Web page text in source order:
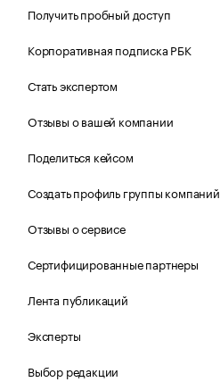
Получить пробный доступ
Корпоративная подписка РБК
Стать экспертом
Отзывы о вашей компании
Поделиться кейсом
Создать профиль группы компаний
Отзывы о сервисе
Сертифицированные партнеры
Лента публикаций
Эксперты
Выбор редакции